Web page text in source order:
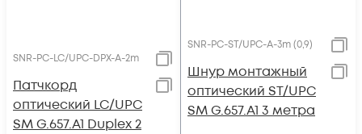
SNR-PC-LC/UPC-DPX-A-2m
Патчкорд
оптический LC/UPC
SM G.657.A1 Duplex 2
SNR-PC-ST/UPC-A-3m (0,9)
Шнур монтажный
оптический ST/UPC
SM G.657.A1 3 метра